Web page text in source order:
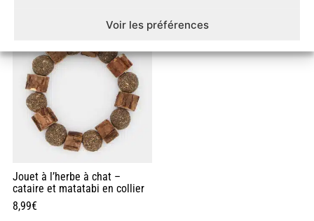
Voir les préférences
Jouet à l’herbe à chat –
cataire et matatabi en collier
8,99€